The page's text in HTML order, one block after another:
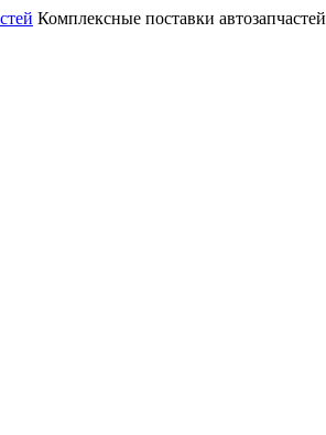
Комплексные поставки автозапчастей